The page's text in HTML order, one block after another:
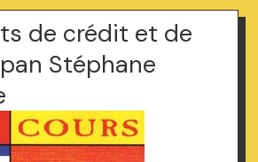
de crédit et de
Stéphane